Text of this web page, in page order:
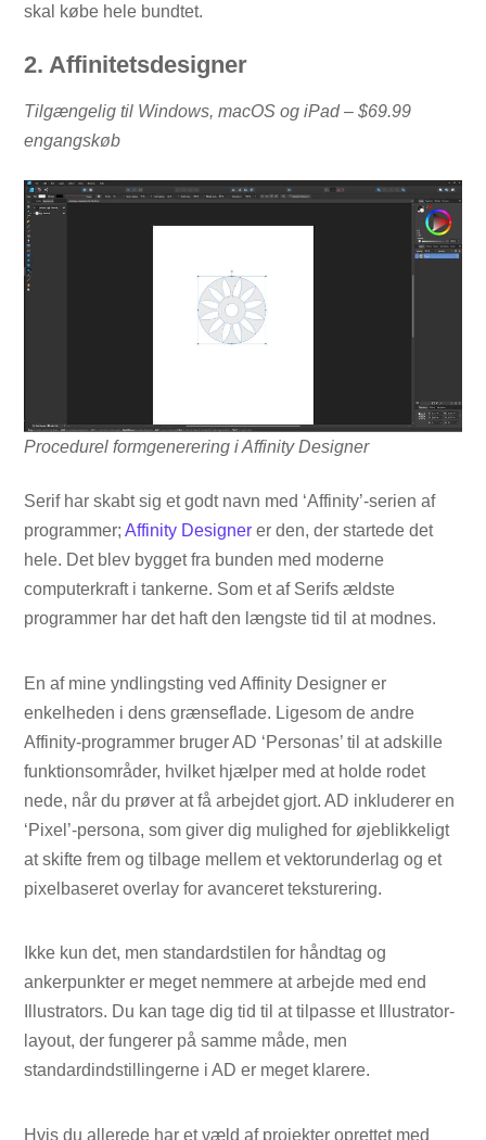
skal købe hele bundtet.
2. Affinitetsdesigner
Tilgængelig til Windows, macOS og iPad – $69.99
engangskøb
Procedurel formgenerering i Affinity Designer
Serif har skabt sig et godt navn med ‘Affinity’-serien af ​​
programmer;Affinity Designer er den, der startede det
hele. Det blev bygget fra bunden med moderne
computerkraft i tankerne. Som et af Serifs ældste
programmer har det haft den længste tid til at modnes.
En af mine yndlingsting ved Affinity Designer er
enkelheden i dens grænseflade. Ligesom de andre
Affinity-programmer bruger AD ‘Personas’ til at adskille
funktionsområder, hvilket hjælper med at holde rodet
nede, når du prøver at få arbejdet gjort. AD inkluderer en
‘Pixel’-persona, som giver dig mulighed for øjeblikkeligt
at skifte frem og tilbage mellem et vektorunderlag og et
pixelbaseret overlay for avanceret teksturering.
Ikke kun det, men standardstilen for håndtag og
ankerpunkter er meget nemmere at arbejde med end
Illustrators. Du kan tage dig tid til at tilpasse et Illustrator-
layout, der fungerer på samme måde, men
standardindstillingerne i AD er meget klarere.
Hvis du allerede har et væld af projekter oprettet med